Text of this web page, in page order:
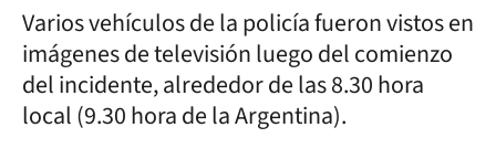
Varios vehículos de la policía fueron vistos en
imágenes de televisión luego del comienzo
del incidente, alrededor de las 8.30 hora
local (9.30 hora de la Argentina).